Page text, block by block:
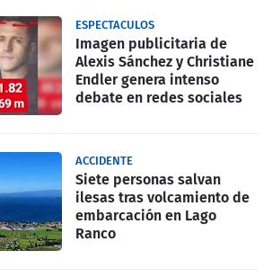
ESPECTACULOS
Imagen publicitaria de
Alexis Sánchez y Christiane
Endler genera intenso
debate en redes sociales
ACCIDENTE
Siete personas salvan
ilesas tras volcamiento de
embarcación en Lago
Ranco